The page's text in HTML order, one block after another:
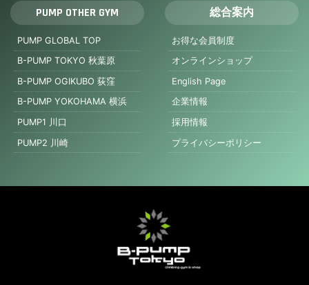
PUMP OTHER GYM
PUMP GLOBAL TOP
B-PUMP TOKYO 秋葉原
B-PUMP OGIKUBO 荻窪
B-PUMP YOKOHAMA 横浜
PUMP1 川口
PUMP2 川崎
総合案内
お得な会員制度
オンラインショップ
English Page
企業情報
採用情報
プライバシーポリシー